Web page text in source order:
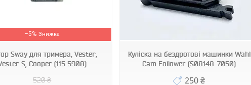
–5%
Sway для тримера, Vester,
S, Cooper (115 5908)
520 ₴
Куліска на бездротові машинки Wahl
Cam Follower (S08148-7050)
250 ₴